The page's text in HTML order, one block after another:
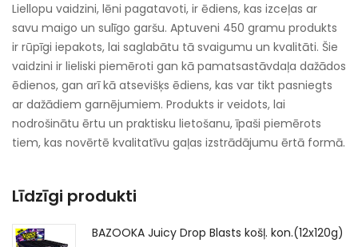
Liellopu vaidzini, lēni pagatavoti, ir ēdiens, kas izceļas ar
savu maigo un sulīgo garšu. Aptuveni 450 gramu produkts
ir rūpīgi iepakots, lai saglabātu tā svaigumu un kvalitāti. Šie
vaidzini ir lieliski piemēroti gan kā pamatsastāvdaļa dažādos
ēdienos, gan arī kā atsevišķs ēdiens, kas var tikt pasniegts
ar dažādiem garnējumiem. Produkts ir veidots, lai
nodrošinātu ērtu un praktisku lietošanu, īpaši piemērots
tiem, kas novērtē kvalitatīvu gaļas izstrādājumu ērtā formā.
Līdzīgi produkti
BAZOOKA Juicy Drop Blasts košļ. kon.(12x120g)